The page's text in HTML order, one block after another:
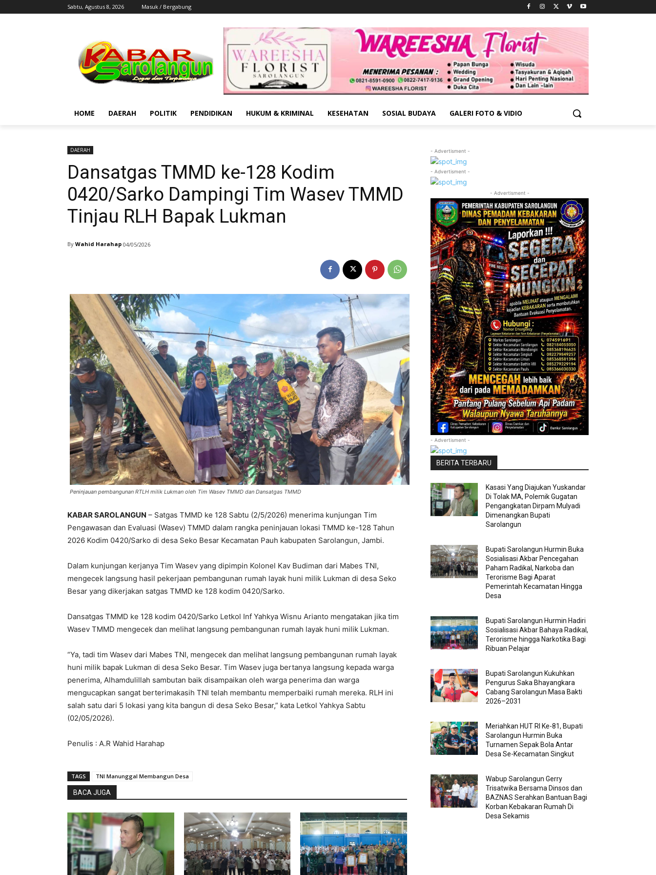
Sabtu, Agustus 8, 2026 Masuk / Bergabung
HOME DAERAH POLITIK PENDIDIKAN HUKUM & KRIMINAL KESEHATAN SOSIAL BUDAYA GALERI FOTO & VIDIO
DAERAH
Dansatgas TMMD ke-128 Kodim
0420/Sarko Dampingi Tim Wasev TMMD
Tinjau RLH Bapak Lukman
By Wahid Harahap 04/05/2026
Peninjauan pembangunan RTLH milik Lukman oleh Tim Wasev TMMD dan Dansatgas TMMD
KABAR SAROLANGUN – Satgas TMMD ke 128 Sabtu (2/5/2026) menerima kunjungan Tim
Pengawasan dan Evaluasi (Wasev) TMMD dalam rangka peninjauan lokasi TMMD ke-128 Tahun
2026 Kodim 0420/Sarko di desa Seko Besar Kecamatan Pauh kabupaten Sarolangun, Jambi.
Dalam kunjungan kerjanya Tim Wasev yang dipimpin Kolonel Kav Budiman dari Mabes TNI,
mengecek langsung hasil pekerjaan pembangunan rumah layak huni milik Lukman di desa Seko
Besar yang dikerjakan satgas TMMD ke 128 kodim 0420/Sarko.
Dansatgas TMMD ke 128 kodim 0420/Sarko Letkol Inf Yahkya Wisnu Arianto mengatakan jika tim
Wasev TMMD mengecek dan melihat langsung pembangunan rumah layak huni milik Lukman.
“Ya, tadi tim Wasev dari Mabes TNI, mengecek dan melihat langsung pembangunan rumah layak
huni milik bapak Lukman di desa Seko Besar. Tim Wasev juga bertanya langsung kepada warga
penerima, Alhamdulillah sambutan baik disampaikan oleh warga penerima dan warga
mengucapkan sangat berterimakasih TNI telah membantu memperbaiki rumah mereka. RLH ini
salah satu dari 5 lokasi yang kita bangun di desa Seko Besar,” kata Letkol Yahkya Sabtu
(02/05/2026).
Penulis : A.R Wahid Harahap
TAGS TNI Manunggal Membangun Desa
BACA JUGA
- Advertisment -
- Advertisment -
- Advertisment -
- Advertisment -
BERITA TERBARU
Kasasi Yang Diajukan Yuskandar
Di Tolak MA, Polemik Gugatan
Pengangkatan Dirpam Mulyadi
Dimenangkan Bupati
Sarolangun
Bupati Sarolangun Hurmin Buka
Sosialisasi Akbar Pencegahan
Paham Radikal, Narkoba dan
Terorisme Bagi Aparat
Pemerintah Kecamatan Hingga
Desa
Bupati Sarolangun Hurmin Hadiri
Sosialisasi Akbar Bahaya Radikal,
Terorisme hingga Narkotika Bagi
Ribuan Pelajar
Bupati Sarolangun Kukuhkan
Pengurus Saka Bhayangkara
Cabang Sarolangun Masa Bakti
2026–2031
Meriahkan HUT RI Ke-81, Bupati
Sarolangun Hurmin Buka
Turnamen Sepak Bola Antar
Desa Se-Kecamatan Singkut
Wabup Sarolangun Gerry
Trisatwika Bersama Dinsos dan
BAZNAS Serahkan Bantuan Bagi
Korban Kebakaran Rumah Di
Desa Sekamis